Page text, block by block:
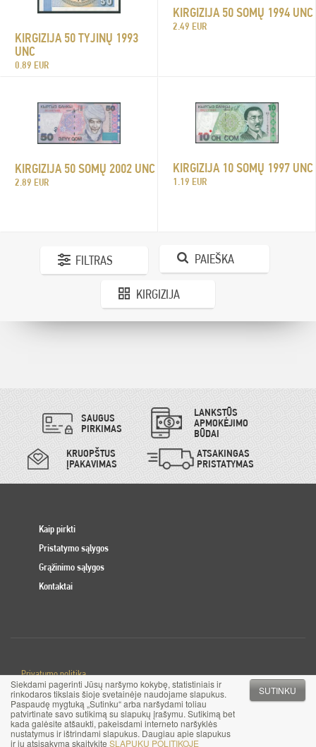
Siekdami pagerinti Jūsų naršymo kokybę, statistiniais ir
rinkodaros tikslais šioje svetainėje naudojame slapukus.
Paspaudę mygtuką „Sutinku“ arba naršydami toliau
patvirtinate savo sutikimą su slapukų įrašymu. Sutikimą bet
kada galėsite atšaukti, pakeisdami interneto naršyklės
nustatymus ir ištrindami slapukus. Daugiau apie slapukus
ir jų atsisakymą skaitykite SLAPUKŲ POLITIKOJE
SUTINKU
KIRGIZIJA 50 TYJINŲ 1993
UNC
0.89 EUR
KIRGIZIJA 50 SOMŲ 1994 UNC
2.49 EUR
KIRGIZIJA 50 SOMŲ 2002 UNC
2.89 EUR
KIRGIZIJA 10 SOMŲ 1997 UNC
1.19 EUR
FILTRAS PAIEŠKA
KIRGIZIJA
SAUGUS
PIRKIMAS
LANKSTŪS
APMOKĖJIMO
BŪDAI
KRUOPŠTUS
ĮPAKAVIMAS
ATSAKINGAS
PRISTATYMAS
Kaip pirkti
Pristatymo sąlygos
Grąžinimo sąlygos
Kontaktai
Privatumo politika
Slapuku politika
© 2017 MB Pinigai.lt. Visos teisės saugomos